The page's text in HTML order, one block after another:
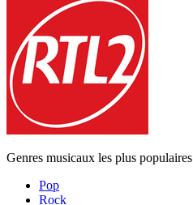
Genres musicaux les plus populaires
Pop
Rock